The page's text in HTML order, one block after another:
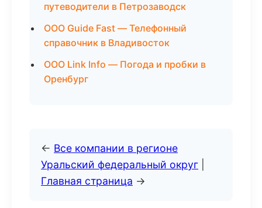
путеводители в Петрозаводск
ООО Guide Fast — Телефонный
справочник в Владивосток
ООО Link Info — Погода и пробки в
Оренбург
← Все компании в регионе
Уральский федеральный округ
Главная страница →